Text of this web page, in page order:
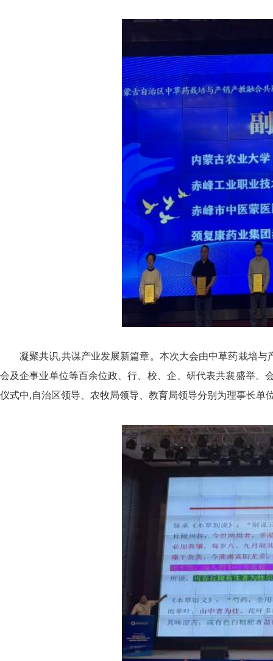
凝聚共识,共谋产业发展新篇章。本次大会由中草药栽培
会及企事业单位等百余位政、行、校、企、研代表共襄盛举。
仪式中,自治区领导、农牧局领导、教育局领导分别为理事长单